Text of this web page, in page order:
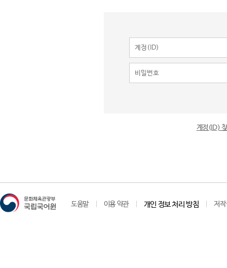
계정(ID)
도움말 이용 약관 개인 정보 처리 방침 저